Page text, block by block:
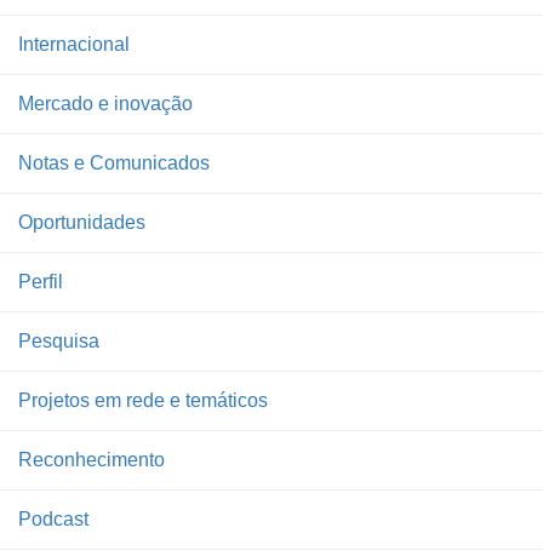
Internacional
Mercado e inovação
Notas e Comunicados
Oportunidades
Perfil
Pesquisa
Projetos em rede e temáticos
Reconhecimento
Podcast